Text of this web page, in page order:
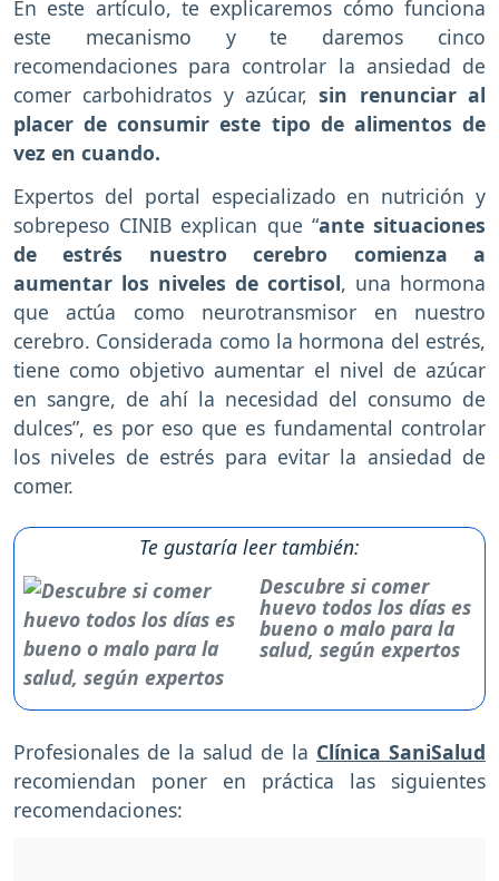
En este artículo, te explicaremos cómo funciona
este mecanismo y te daremos cinco
recomendaciones para controlar la ansiedad de
comer carbohidratos y azúcar, sin renunciar al
placer de consumir este tipo de alimentos de
vez en cuando.
Expertos del portal especializado en nutrición y
sobrepeso CINIB explican que “ante situaciones
de estrés nuestro cerebro comienza a
aumentar los niveles de cortisol, una hormona
que actúa como neurotransmisor en nuestro
cerebro. Considerada como la hormona del estrés,
tiene como objetivo aumentar el nivel de azúcar
en sangre, de ahí la necesidad del consumo de
dulces”, es por eso que es fundamental controlar
los niveles de estrés para evitar la ansiedad de
comer.
Te gustaría leer también:
Descubre si comer
huevo todos los días es
bueno o malo para la
salud, según expertos
Profesionales de la salud de la Clínica SaniSalud
recomiendan poner en práctica las siguientes
recomendaciones: